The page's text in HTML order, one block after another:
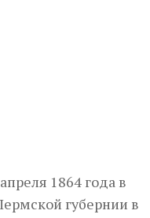
1864 года в
губернии в